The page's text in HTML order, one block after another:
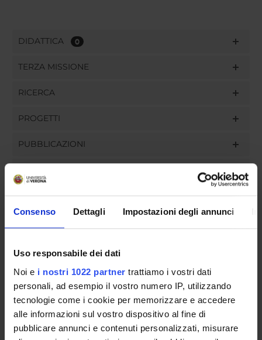
Consenso Dettagli Impostazioni degli annunci
Uso responsabile dei dati
Noi e i nostri 1022 partner trattiamo i vostri dati
personali, ad esempio il vostro numero IP, utilizzando
tecnologie come i cookie per memorizzare e accedere
alle informazioni sul vostro dispositivo al fine di
pubblicare annunci e contenuti personalizzati, misurare
DIDATTICA 0
TERZA MISSIONE
RICERCA
PROGETTI
PUBBLICAZIONI
GOVERNANCE
COMMISSIONI
UFFICI E STRUTTURE DI SERVIZIO
SERVIZI DI SEGRETERIA STUDENTI